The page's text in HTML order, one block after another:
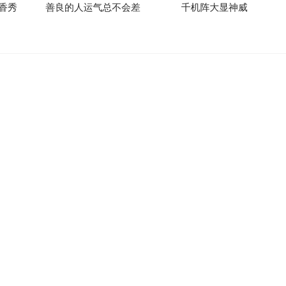
秀 善良的人运气总不会差 千机阵大显神威